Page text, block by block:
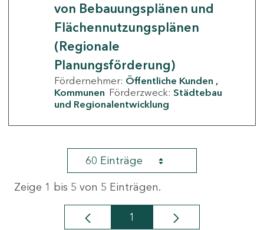
von Bebauungsplänen und
Flächennutzungsplänen
(Regionale
Planungsförderung)
Fördernehmer: Öffentliche Kunden
Kommunen Förderzweck: Städtebau
und Regionalentwicklung
60 Einträge
Zeige 1 bis 5 von 5 Einträgen.
Seite
1